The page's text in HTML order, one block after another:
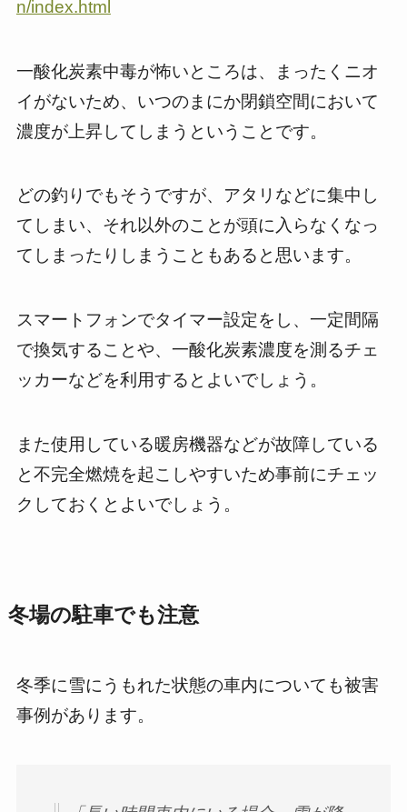
n/index.html
一酸化炭素中毒が怖いところは、まったくニオ
イがないため、いつのまにか閉鎖空間において
濃度が上昇してしまうということです。
どの釣りでもそうですが、アタリなどに集中し
てしまい、それ以外のことが頭に入らなくなっ
てしまったりしまうこともあると思います。
スマートフォンでタイマー設定をし、一定間隔
で換気することや、一酸化炭素濃度を測るチェ
ッカーなどを利用するとよいでしょう。
また使用している暖房機器などが故障している
と不完全燃焼を起こしやすいため事前にチェッ
クしておくとよいでしょう。
冬場の駐車でも注意
冬季に雪にうもれた状態の車内についても被害
事例があります。